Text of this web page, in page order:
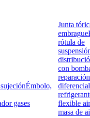
Émbolo,
gases
Junta
embrague
rótula de
con
reparación
diferencial
flexible
masa de